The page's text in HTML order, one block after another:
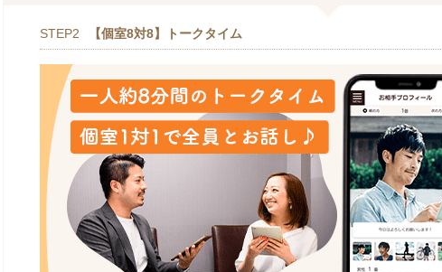
STEP2 【個室8対8】トークタイム